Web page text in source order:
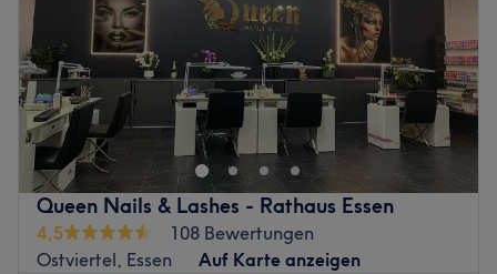
Queen Nails & Lashes - Rathaus Essen
4,5
108 Bewertungen
Ostviertel, Essen
Auf Karte anzeigen